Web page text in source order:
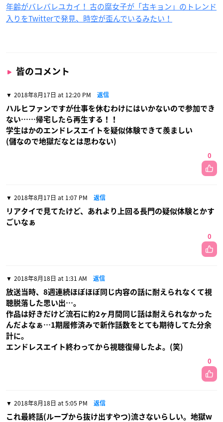
年齢がバレバレユカイ！ 古の腐女子が「古キョン」のトレンド
入りをTwitterで発見、時空が歪んでいるみたい！
皆のコメント
2018年8月17日 at 12:20 PM 返信
ハルヒファンですが仕事を休むわけにはいかないので参加でき
ない……帰宅したら再生する！！
学生はかのエンドレスエイトを疑似体験できて羨ましい
(儲なので地獄だなとは思わない)
0
2018年8月17日 at 1:07 PM 返信
リアタイで見てたけど、あれより上回る長門の疑似体験とかす
ごいなぁ
0
2018年8月18日 at 1:31 AM 返信
放送当時、8週連続ほぼほぼ同じ内容の話に耐えられなくて視
聴脱落した思い出…。
作品は好きだけど流石に約2ヶ月間同じ話は耐えられなかった
んだよなぁ…1期履修済みで新作話数をとても期待してた分余
計に。
エンドレスエイト終わってから視聴復帰したよ。(笑)
0
2018年8月18日 at 5:05 PM 返信
これ最終話(ループから抜け出すやつ)流さないらしい。地獄w